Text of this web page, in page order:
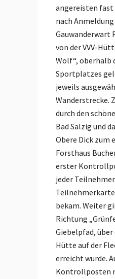
angereisten fast
nach
Gauwanderwart
von der VVV-
Wolf“, oberhalb
Sportplatzes
jeweils
Wanderstrecke.
durch den
Bad Salzig und
Obere Dick zum
Forsthaus
erster
jeder
bekam. Weiter
Richtung
Giebelpfad, über
Hütte auf der
erreicht wurde.
Kontrollposten